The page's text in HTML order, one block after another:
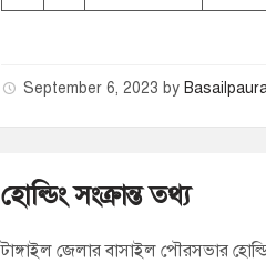
September 6, 2023 by
হোল্ডিং সংক্রান্ত তথ্য
টাঙ্গাইল জেলার বাসাইল পৌরসভার